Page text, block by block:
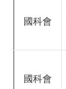
國科會
國科會